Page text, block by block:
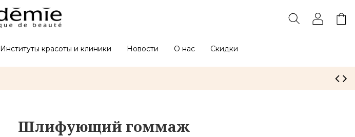
Институты красоты и клиники Новости О нас Скидки
Шлифующий гоммаж